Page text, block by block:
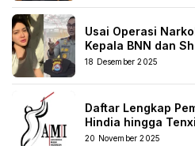
Usai Operasi
Kepala BNN dan
18 Desember 2025
Daftar Lengkap
Hindia hingga
20 November 2025